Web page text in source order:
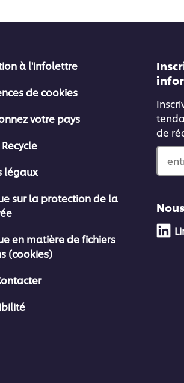
à l'infolettre
de cookies
votre pays
légaux
sur la protection de la
en matière de fichiers
(cookies)
de